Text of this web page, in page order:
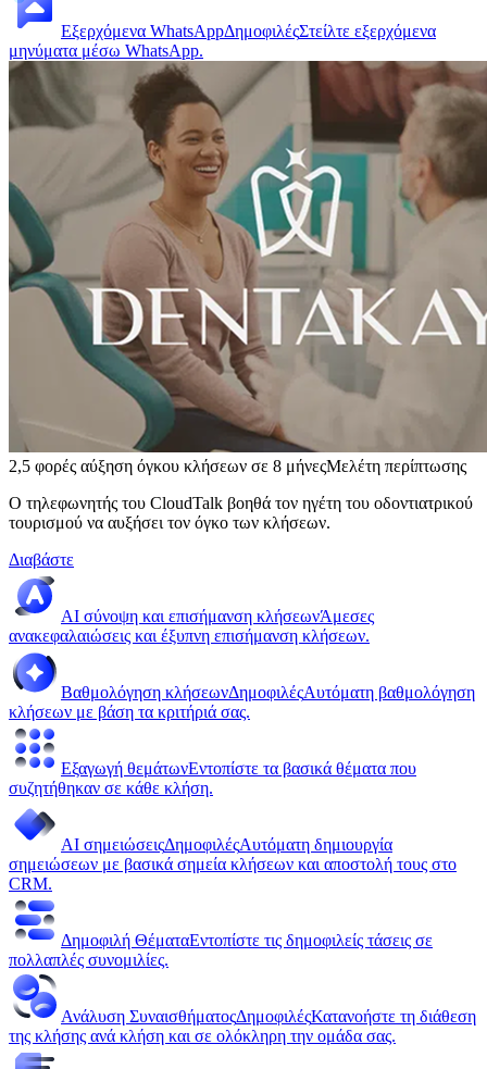
Εξερχόμενα WhatsAppΔημοφιλέςΣτείλτε εξερχόμενα
μηνύματα μέσω WhatsApp.
2,5 φορές αύξηση όγκου κλήσεων σε 8 μήνεςΜελέτη περίπτωσης
Ο τηλεφωνητής του CloudTalk βοηθά τον ηγέτη του οδοντιατρικού
τουρισμού να αυξήσει τον όγκο των κλήσεων.
Διαβάστε
AI σύνοψη και επισήμανση κλήσεωνΆμεσες
ανακεφαλαιώσεις και έξυπνη επισήμανση κλήσεων.
Βαθμολόγηση κλήσεωνΔημοφιλέςΑυτόματη βαθμολόγηση
κλήσεων με βάση τα κριτήριά σας.
Εξαγωγή θεμάτωνΕντοπίστε τα βασικά θέματα που
συζητήθηκαν σε κάθε κλήση.
AI σημειώσειςΔημοφιλέςΑυτόματη δημιουργία
σημειώσεων με βασικά σημεία κλήσεων και αποστολή τους στο
CRM.
Δημοφιλή ΘέματαΕντοπίστε τις δημοφιλείς τάσεις σε
πολλαπλές συνομιλίες.
Ανάλυση ΣυναισθήματοςΔημοφιλέςΚατανοήστε τη διάθεση
της κλήσης ανά κλήση και σε ολόκληρη την ομάδα σας.